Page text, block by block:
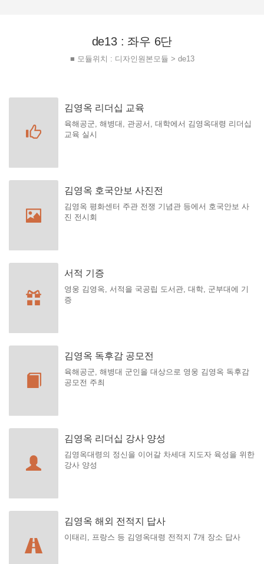
de13 : 좌우 6단
■ 모듈위치 : 디자인원본모듈 > de13
김영옥 리더십 교육
육해공군, 해병대, 관공서, 대학에서 김영옥대령 리더십
교육 실시
김영옥 호국안보 사진전
김영옥 평화센터 주관 전쟁 기념관 등에서 호국안보 사
진 전시회
서적 기증
영웅 김영옥, 서적을 국공립 도서관, 대학, 군부대에 기
증
김영옥 독후감 공모전
육해공군, 해병대 군인을 대상으로 영웅 김영옥 독후감
공모전 주최
김영옥 리더십 강사 양성
김영옥대령의 정신을 이어갈 차세대 지도자 육성을 위한
강사 양성
김영옥 해외 전적지 답사
이태리, 프랑스 등 김영옥대령 전적지 7개 장소 답사